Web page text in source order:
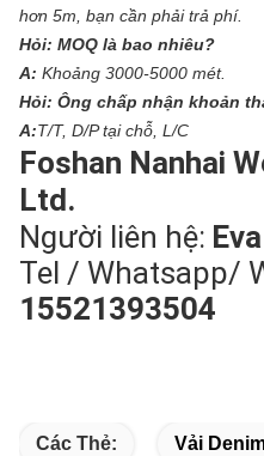
hơn 5m, bạn cần phải trả phí.
Hỏi: MOQ là bao nhiêu?
A: Khoảng 3000-5000 mét.
Hỏi: Ông chấp nhận khoản
A:T/T, D/P tại chỗ, L/C
Foshan Nanhai
Ltd.
Người liên hệ:
Tel / Whatsapp/
15521393504
Các Thẻ: Vải